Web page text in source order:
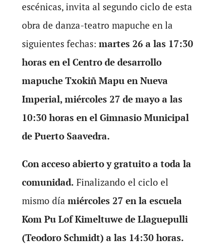
escénicas, invita al segundo ciclo de esta
obra de danza-teatro mapuche en la
siguientes fechas: martes 26 a las 17:30
horas en el Centro de desarrollo
mapuche Txokiñ Mapu en Nueva
Imperial, miércoles 27 de mayo a las
10:30 horas en el Gimnasio Municipal
de Puerto Saavedra.
Con acceso abierto y gratuito a toda la
comunidad. Finalizando el ciclo el
mismo día miércoles 27 en la escuela
Kom Pu Lof Kimeltuwe de Llaguepulli
(Teodoro Schmidt) a las 14:30 horas.